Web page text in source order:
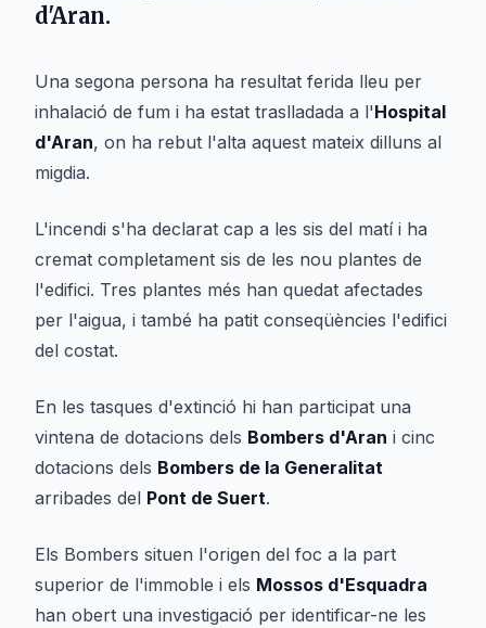
d'Aran.
Una segona persona ha resultat ferida lleu per
inhalació de fum i ha estat traslladada a l'Hospital
d'Aran, on ha rebut l'alta aquest mateix dilluns al
migdia.
L'incendi s'ha declarat cap a les sis del matí i ha
cremat completament sis de les nou plantes de
l'edifici. Tres plantes més han quedat afectades
per l'aigua, i també ha patit conseqüències l'edifici
del costat.
En les tasques d'extinció hi han participat una
vintena de dotacions dels Bombers d'Aran i cinc
dotacions dels Bombers de la Generalitat
arribades del Pont de Suert.
Els Bombers situen l'origen del foc a la part
superior de l'immoble i els Mossos d'Esquadra
han obert una investigació per identificar-ne les